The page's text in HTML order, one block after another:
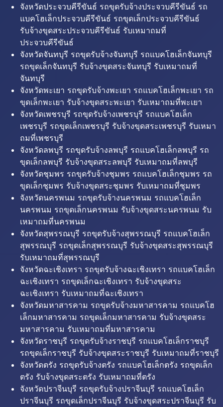
จังหวัดประจวบคีรีขันธ์ รถขุดรับจ้างประจวบคีรีขันธ์ รถ
แบคโฮเล็กประจวบคีรีขันธ์ รถขุดเล็กประจวบคีรีขันธ์
รับจ้างขุดสระประจวบคีรีขันธ์ รับเหมาถมที่
ประจวบคีรีขันธ์
จังหวัดจันทบุรี รถขุดรับจ้างจันทบุรี รถแบคโฮเล็กจันทบุรี
รถขุดเล็กจันทบุรี รับจ้างขุดสระจันทบุรี รับเหมาถมที่
จันทบุรี
จังหวัดพะเยา รถขุดรับจ้างพะเยา รถแบคโฮเล็กพะเยา รถ
ขุดเล็กพะเยา รับจ้างขุดสระพะเยา รับเหมาถมที่พะเยา
จังหวัดเพชรบุรี รถขุดรับจ้างเพชรบุรี รถแบคโฮเล็ก
เพชรบุรี รถขุดเล็กเพชรบุรี รับจ้างขุดสระเพชรบุรี รับเหมา
ถมที่เพชรบุรี
จังหวัดลพบุรี รถขุดรับจ้างลพบุรี รถแบคโฮเล็กลพบุรี รถ
ขุดเล็กลพบุรี รับจ้างขุดสระลพบุรี รับเหมาถมที่ลพบุรี
จังหวัดชุมพร รถขุดรับจ้างชุมพร รถแบคโฮเล็กชุมพร รถ
ขุดเล็กชุมพร รับจ้างขุดสระชุมพร รับเหมาถมที่ชุมพร
จังหวัดนครพนม รถขุดรับจ้างนครพนม รถแบคโฮเล็ก
นครพนม รถขุดเล็กนครพนม รับจ้างขุดสระนครพนม รับ
เหมาถมที่นครพนม
จังหวัดสุพรรณบุรี รถขุดรับจ้างสุพรรณบุรี รถแบคโฮเล็ก
สุพรรณบุรี รถขุดเล็กสุพรรณบุรี รับจ้างขุดสระสุพรรณบุรี
รับเหมาถมที่สุพรรณบุรี
จังหวัดฉะเชิงเทรา รถขุดรับจ้างฉะเชิงเทรา รถแบคโฮเล็ก
ฉะเชิงเทรา รถขุดเล็กฉะเชิงเทรา รับจ้างขุดสระ
ฉะเชิงเทรา รับเหมาถมที่ฉะเชิงเทรา
จังหวัดมหาสารคาม รถขุดรับจ้างมหาสารคาม รถแบคโฮ
เล็กมหาสารคาม รถขุดเล็กมหาสารคาม รับจ้างขุดสระ
มหาสารคาม รับเหมาถมที่มหาสารคาม
จังหวัดราชบุรี รถขุดรับจ้างราชบุรี รถแบคโฮเล็กราชบุรี
รถขุดเล็กราชบุรี รับจ้างขุดสระราชบุรี รับเหมาถมที่ราชบุรี
จังหวัดตรัง รถขุดรับจ้างตรัง รถแบคโฮเล็กตรัง รถขุดเล็ก
ตรัง รับจ้างขุดสระตรัง รับเหมาถมที่ตรัง
จังหวัดปราจีนบุรี รถขุดรับจ้างปราจีนบุรี รถแบคโฮเล็ก
ปราจีนบุรี รถขุดเล็กปราจีนบุรี รับจ้างขุดสระปราจีนบุรี รับ